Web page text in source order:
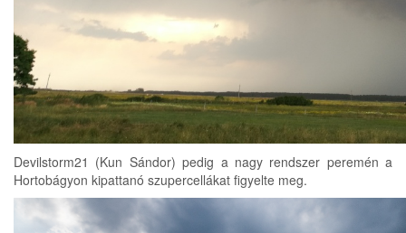
Devilstorm21 (Kun Sándor) pedig a nagy rendszer peremén a
Hortobágyon kipattanó szupercellákat figyelte meg.